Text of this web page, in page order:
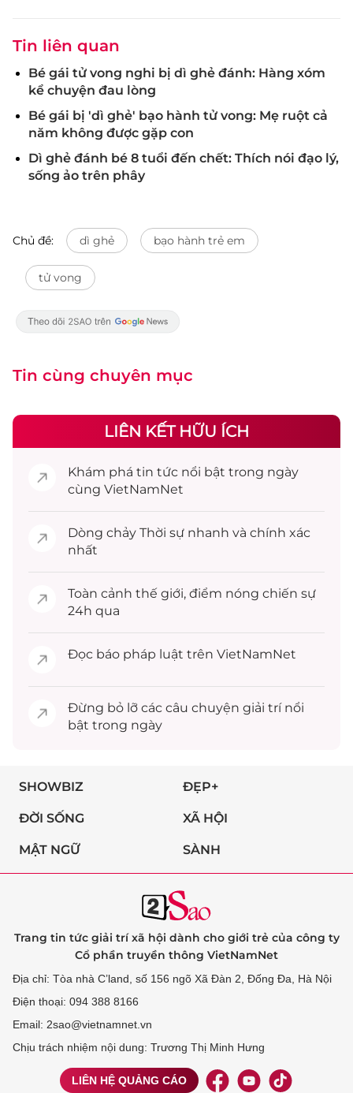
Tin liên quan
Bé gái tử vong nghi bị dì ghẻ đánh: Hàng xóm
kể chuyện đau lòng
Bé gái bị 'dì ghẻ' bạo hành tử vong: Mẹ ruột cả
năm không được gặp con
Dì ghẻ đánh bé 8 tuổi đến chết: Thích nói đạo lý,
sống ảo trên phây
Chủ đề: dì ghẻ bạo hành trẻ em
tử vong
Tin cùng chuyên mục
LIÊN KẾT HỮU ÍCH
Khám phá tin tức nổi bật trong ngày
cùng VietNamNet
Dòng chảy Thời sự nhanh và chính xác
nhất
Toàn cảnh thế giới, điểm nóng chiến sự
24h qua
Đọc báo pháp luật trên VietNamNet
Đừng bỏ lỡ các câu chuyện giải trínổi
bật trong ngày
SHOWBIZ ĐẸP+
ĐỜI SỐNG XÃ HỘI
MẬT NGỮ SÀNH
Trang tin tức giải trí xã hội dành cho giới trẻ của công ty
Cổ phần truyền thông VietNamNet
Địa chỉ: Tòa nhà C’land, số 156 ngõ Xã Đàn 2, Đống Đa, Hà Nội
Điện thoại: 094 388 8166
Email: 2sao@vietnamnet.vn
Chịu trách nhiệm nội dung: Trương Thị Minh Hưng
LIÊN HỆ QUẢNG CÁO